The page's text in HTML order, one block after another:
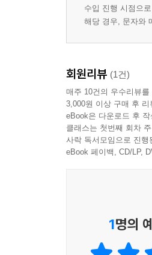
수입 진행 시점으
해당 경우, 문자와
회원리뷰 (1건)
매주 10건의 우수리뷰
3,000원 이상 구매 후 리
eBook은 다운로드 후
클래스는 첫번째 회차
사락 독서모임으로 진
eBook 페이백, CD/LP,
1명의